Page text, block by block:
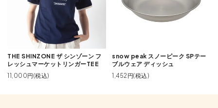
THE SHINZONE ザ シンゾーン フ
レッシュマーケットリンガーTEE
11,000円(税込)
snow peak スノーピーク SPテー
ブルウェア ディッシュ
1,452円(税込)